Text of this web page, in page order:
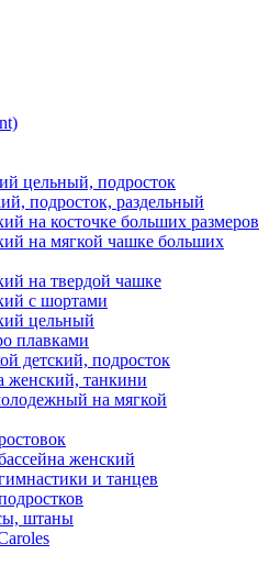
цельный, подросток
подросток, раздельный
на косточке больших размеров
на мягкой чашке больших
на твердой чашке
с шортами
цельный
плавками
детский, подросток
женский, танкини
на мягкой
женский
и танцев
штаны